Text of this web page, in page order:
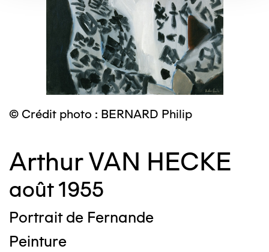
© Crédit photo : BERNARD Philip
Arthur VAN HECKE
août 1955
Portrait de Fernande
Peinture